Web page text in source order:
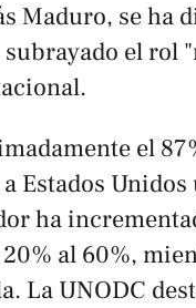
Maduro, se ha
el rol
el
Estados
ha
al 60%,
La UNODC